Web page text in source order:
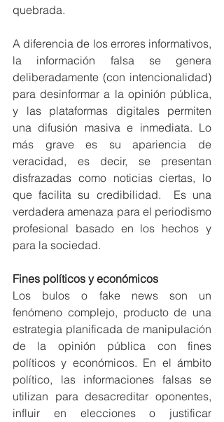
quebrada.
A diferencia de los errores informativos,
la información falsa se genera
deliberadamente (con intencionalidad)
para desinformar a la opinión pública,
y las plataformas digitales permiten
una difusión masiva e inmediata. Lo
más grave es su apariencia de
veracidad, es decir, se presentan
disfrazadas como noticias ciertas, lo
que facilita su credibilidad.  Es una
verdadera amenaza para el periodismo
profesional basado en los hechos y
para la sociedad.
Fines políticos y económicos
Los bulos o fake news son un
fenómeno complejo, producto de una
estrategia planificada de manipulación
de la opinión pública con fines
políticos y económicos. En el ámbito
político, las informaciones falsas se
utilizan para desacreditar oponentes,
influir en elecciones o justificar